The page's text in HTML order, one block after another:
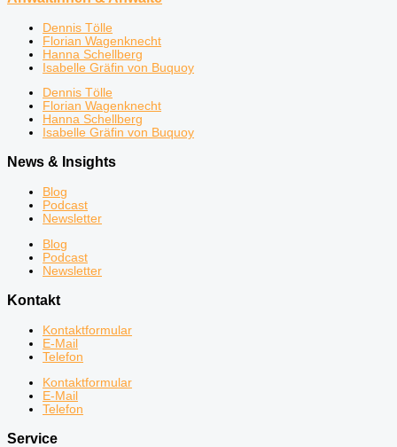
Dennis Tölle
Florian Wagenknecht
Hanna Schellberg
Isabelle Gräfin von Buquoy
Dennis Tölle
Florian Wagenknecht
Hanna Schellberg
Isabelle Gräfin von Buquoy
News & Insights
Blog
Podcast
Newsletter
Blog
Podcast
Newsletter
Kontakt
Kontaktformular
E-Mail
Telefon
Kontaktformular
E-Mail
Telefon
Service